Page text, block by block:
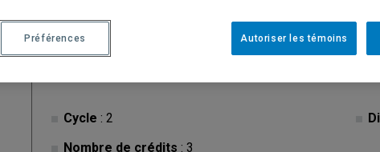
Cycle : 2
Nombre de crédits : 3
Autoriser les témoins
Préférences